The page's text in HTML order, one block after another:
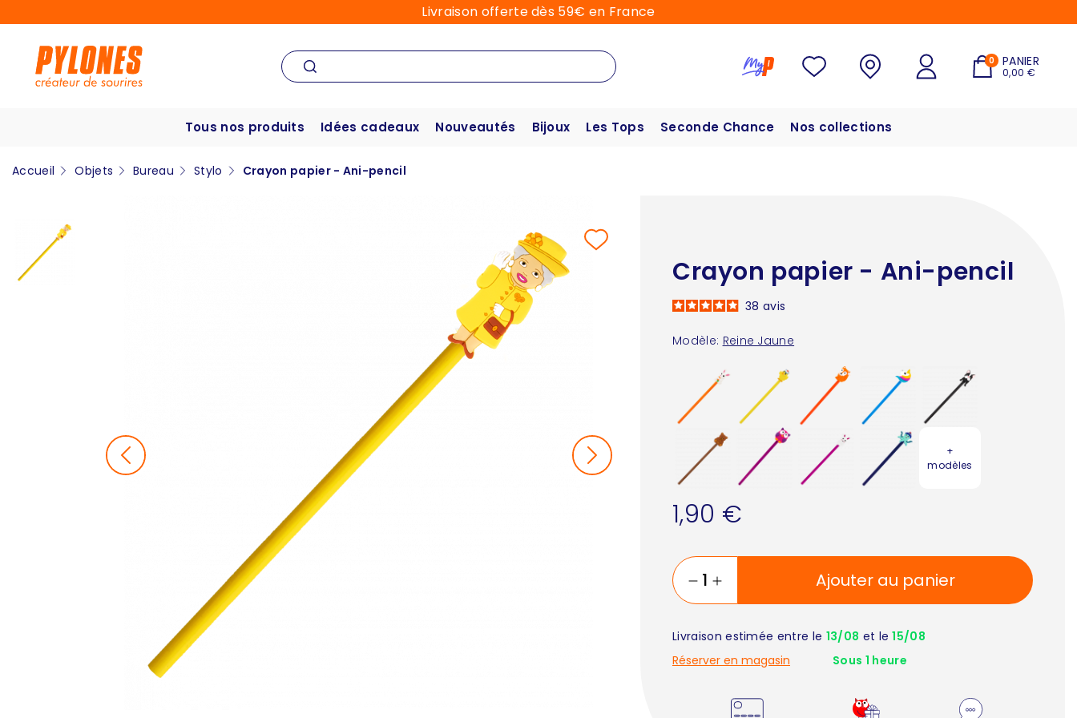
Livraison offerte dès 59€ en France
0 PANIER
0,00 €
Tous nos produits Idées cadeaux Nouveautés Bijoux Les Tops Seconde Chance Nos collections
Accueil Objets Bureau Stylo Crayon papier - Ani-pencil
Crayon papier - Ani-pencil
Modèle: Reine Jaune
38 avis
+
modèles
1,90 €
Ajouter au panier
Livraison estimée entre le 13/08 et le15/08
Réserver en magasin
Sous 1 heure